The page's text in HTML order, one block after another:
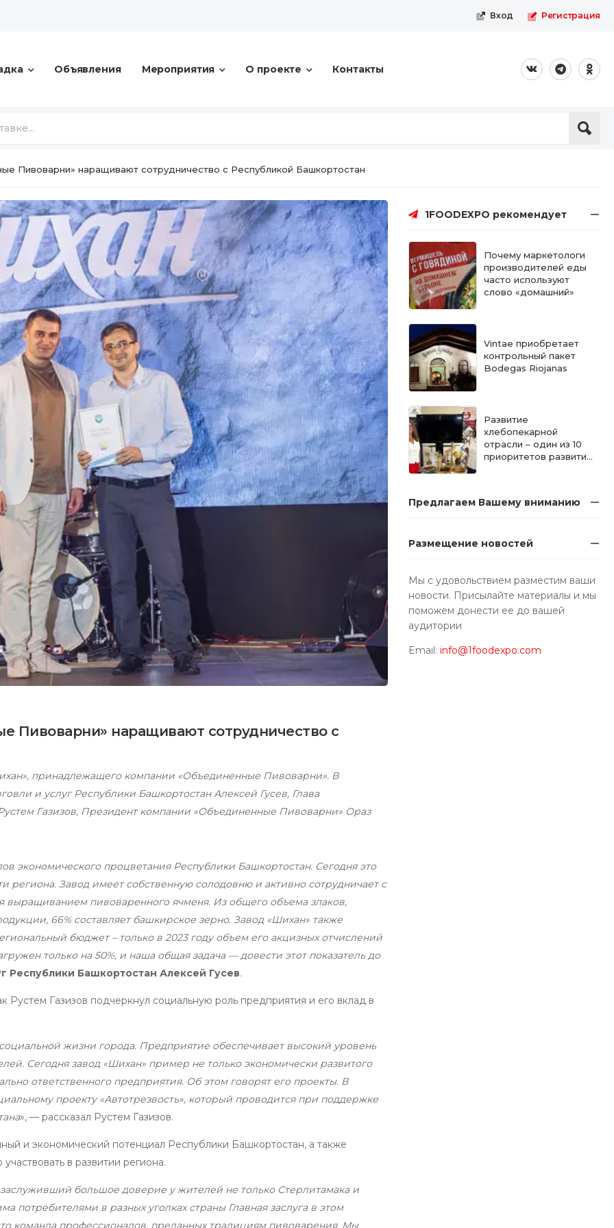
Вход Регистрация
Объявления Мероприятия О проекте Контакты
Пивоварни» наращивают сотрудничество с Республикой Башкортостан
Пивоварни» наращивают сотрудничество с
принадлежащего компании «Объединенные Пивоварни». В
и услуг Республики Башкортостан Алексей Гусев, Глава
Газизов, Президент компании «Объединенные Пивоварни» Ораз
экономического процветания Республики Башкортостан. Сегодня это
Завод имеет собственную солодовню и активно сотрудничает с
выращиванием пивоваренного ячменя. Из общего объема злаков,
66% составляет башкирское зерно. Завод «Шихан» также
бюджет – только в 2023 году объем его акцизных отчислений
только на 50%, и наша общая задача — довести этот показатель до
Республики Башкортостан Алексей Гусев.
Рустем Газизов подчеркнул социальную роль предприятия и его вклад в
жизни города. Предприятие обеспечивает высокий уровень
Сегодня завод «Шихан» пример не только экономически развитого
ответственного предприятия. Об этом говорят его проекты. В
проекту «Автотрезвость», который проводится при поддержке
», — рассказал Рустем Газизов.
и экономический потенциал Республики Башкортостан, а также
в развитии региона.
большое доверие у жителей не только Стерлитамака и
потребителями в разных уголках страны Главная заслуга в этом
команда профессионалов, преданных традициям пивоварения. Мы
1FOODEXPO рекомендует
Почему маркетологи
производителей еды
часто используют
слово «домашний»
Vintae приобретает
контрольный пакет
Bodegas Riojanas
Развитие
хлебопекарной
отрасли – один из 10
приоритетов развития
Предлагаем Вашему вниманию
Размещение новостей
Мы с удовольствием разместим ваши
новости. Присылайте материалы и мы
поможем донести ее до вашей
аудитории
Email: info@1foodexpo.com